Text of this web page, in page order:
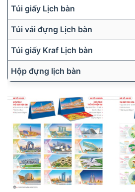
Túi giấy Lịch bàn
Túi vải đựng Lịch bàn
Túi giấy Kraf Lịch bàn
Hộp đựng lịch bàn